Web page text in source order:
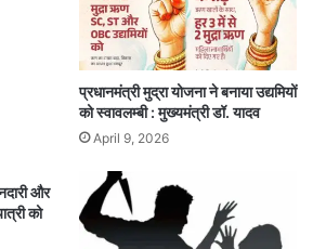
प्रधानमंत्री मुद्रा योजना ने बनाया उद्यमियों
को स्वावलम्बी : मुख्यमंत्री डॉ. यादव
April 9, 2026
और
को